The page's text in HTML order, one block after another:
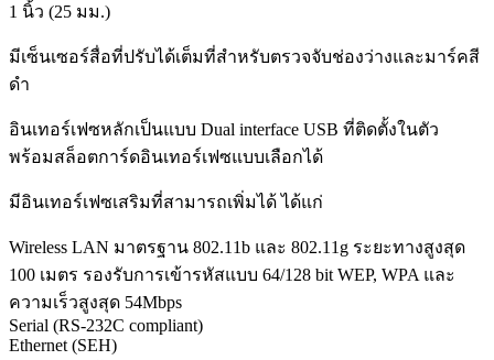
1 นิ้ว (25 มม.)
มีเซ็นเซอร์สื่อที่ปรับได้เต็มที่สำหรับตรวจจับช่องว่างและมาร์คสี
ดำ
อินเทอร์เฟซหลักเป็นแบบ Dual interface USB ที่ติดตั้งในตัว
พร้อมสล็อตการ์ดอินเทอร์เฟซแบบเลือกได้
มีอินเทอร์เฟซเสริมที่สามารถเพิ่มได้ ได้แก่
Wireless LAN มาตรฐาน 802.11b และ 802.11g ระยะทางสูงสุด
100 เมตร รองรับการเข้ารหัสแบบ 64/128 bit WEP, WPA และ
ความเร็วสูงสุด 54Mbps
Serial (RS-232C compliant)
Ethernet (SEH)